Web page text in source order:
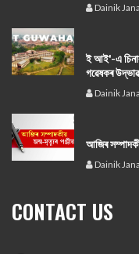
Dainik
ই আই'-এ
গৱেষকৰ
Dainik
আজিৰ
Dainik
CONTACT US